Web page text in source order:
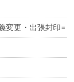
変更・出張封印=